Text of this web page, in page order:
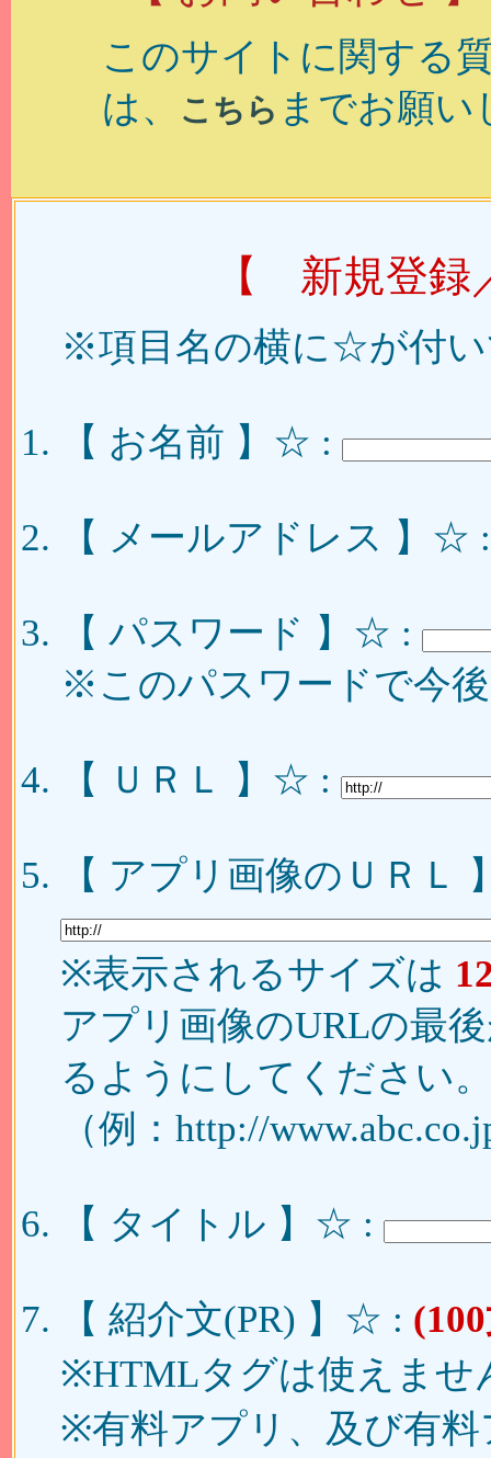
このサイトに関する
は、
こちら までお願い
【 新規登
※項目名の横に☆が付い
【 お名前 】☆ :
【 メールアドレス 】☆
【 パスワード 】☆ :
※このパスワードで今
【 ＵＲＬ 】☆ :
【 アプリ画像のＵＲＬ
※表示されるサイズは
アプリ画像のURLの最
るようにしてください
（例：http://
【 タイトル 】☆ :
【 紹介文(PR) 】☆ :
※HTMLタグは使えませ
※有料アプリ、及び有